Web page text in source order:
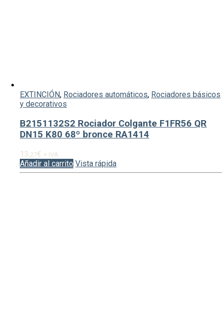
EXTINCIÓN, Rociadores automáticos, Rociadores básicos
y decorativos
B2151132S2 Rociador Colgante F1FR56 QR
DN15 K80 68º bronce RA1414
13,27€ + IVA
Añadir al carrito Vista rápida